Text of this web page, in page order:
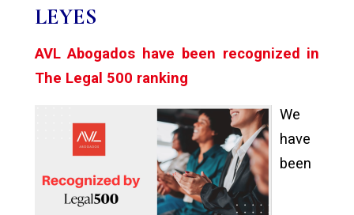
LEYES
AVL Abogados have been recognized in
The Legal 500 ranking
We
have
been